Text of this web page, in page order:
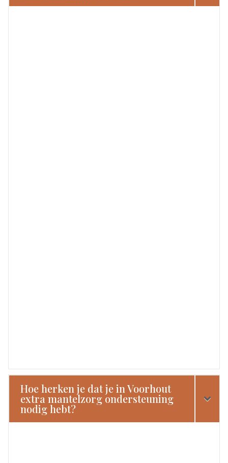
Hoe herken je dat je in Voorhout
extra mantelzorg ondersteuning
nodig hebt?